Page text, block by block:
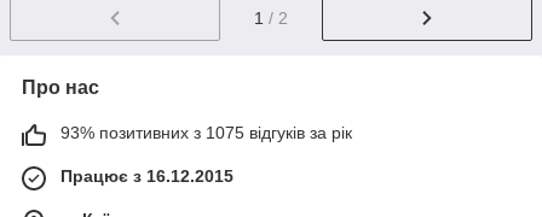
1 / 2
Про нас
93% позитивних з 1075 відгуків за рік
Працює з 16.12.2015